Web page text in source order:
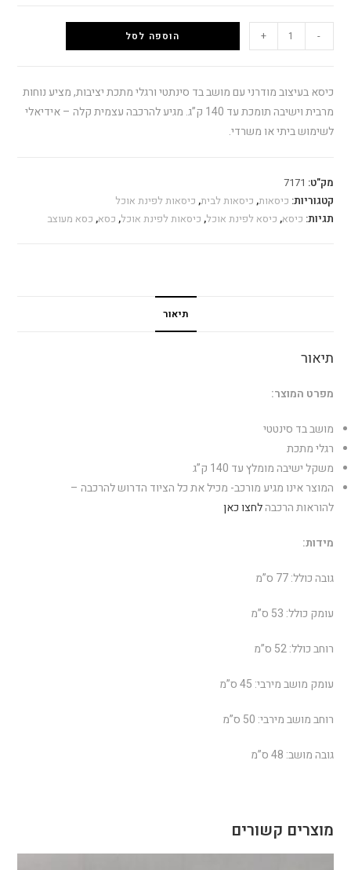
-
+ הוספה לסל
כיסא בעיצוב מודרני עם מושב בד סינתטי ורגלי מתכת יציבות, מציע נוחות
מרבית וישיבה תומכת עד 140 ק”ג. מגיע להרכבה עצמית קלה – אידיאלי
לשימוש ביתי או משרדי.
מק"ט: 7171
קטגוריות: כיסאות, כיסאות לבית, כיסאות לפינת אוכל
תגיות: כיסא, כיסא לפינת אוכל, כיסאות לפינת אוכל, כסא, כסא מעוצב
תיאור
תיאור
מפרט המוצר:
מושב בד סינטטי
רגלי מתכת
משקל ישיבה מומלץ עד 140 ק”ג
המוצר אינו מגיע מורכב- מכיל את כל הציוד הדרוש להרכבה –
להוראות הרכבהלחצו כאן
מידות:
גובה כולל: 77 ס”מ
עומק כולל: 53 ס”מ
רוחב כולל: 52 ס”מ
עומק מושב מירבי: 45 ס”מ
רוחב מושב מירבי: 50 ס”מ
גובה מושב: 48 ס”מ
מוצרים קשורים